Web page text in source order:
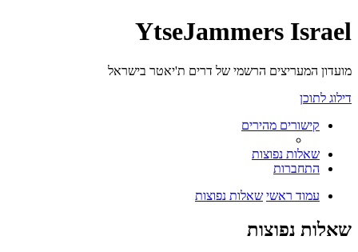
YtseJammers Israel
מועדון המעריצים הרשמי של דרים ת'יאטר בישראל
דילוג לתוכן
קישורים מהירים
שאלות נפוצות
התחברות
עמוד ראשי שאלות נפוצות
שאלות נפוצות